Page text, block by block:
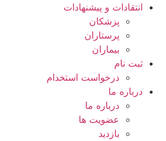
انتقادات و پيشنهادات
پزشكان
پرستاران
بيماران
ثبت نام
درخواست استخدام
درباره ما
درباره ما
عضویت ها
بازدید